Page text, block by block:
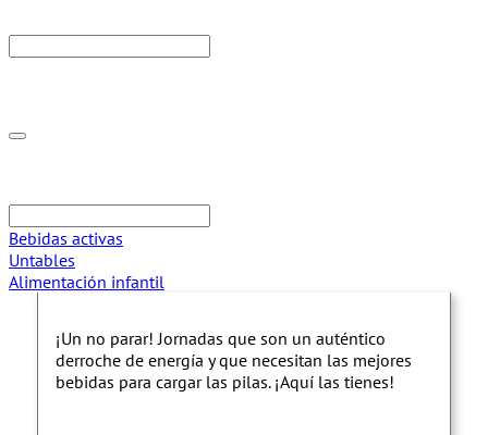
Bebidas activas
Untables
Alimentación infantil
¡Un no parar! Jornadas que son un auténtico
derroche de energía y que necesitan las mejores
bebidas para cargar las pilas. ¡Aquí las tienes!